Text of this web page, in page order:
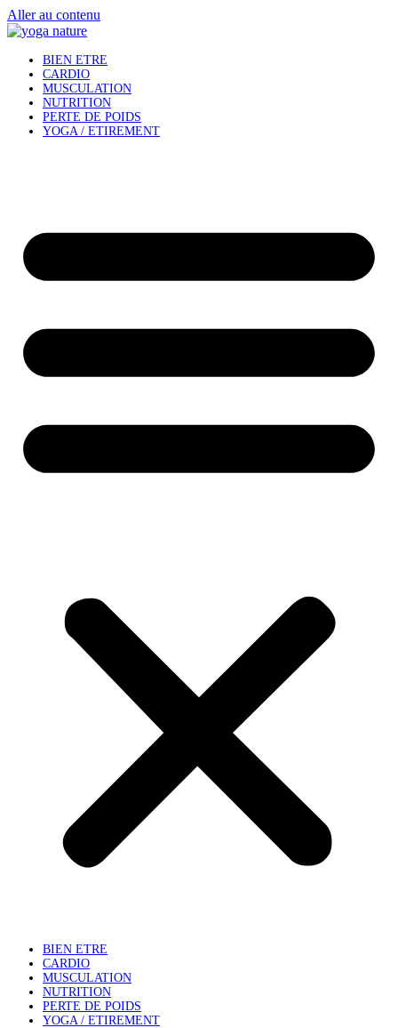
Aller au contenu
BIEN ETRE
CARDIO
MUSCULATION
NUTRITION
PERTE DE POIDS
YOGA / ETIREMENT
BIEN ETRE
CARDIO
MUSCULATION
NUTRITION
PERTE DE POIDS
YOGA / ETIREMENT